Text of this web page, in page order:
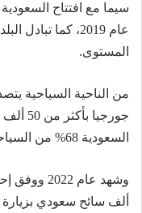
سيما مع افتتاح
عام 2019، كما
المستوى.
من الناحية السياحية
السعودية 68% من السياحة العربية في جورجيا.
ألف سائح سعودي بزيارة